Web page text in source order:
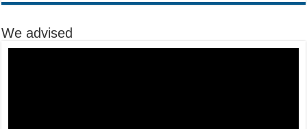
We advised